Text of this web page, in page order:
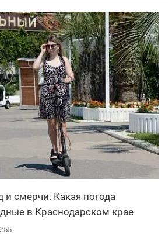
и смерчи. Какая погода
в Краснодарском крае